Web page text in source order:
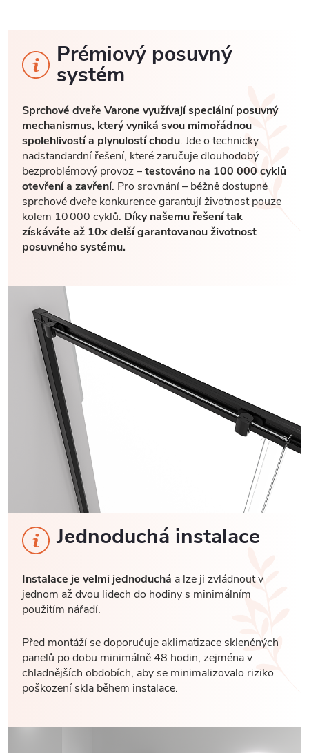
Prémiový posuvný
systém
Sprchové dveře Varone využívají speciální posuvný
mechanismus, který vyniká svou mimořádnou
spolehlivostí a plynulostí chodu. Jde o technicky
nadstandardní řešení, které zaručuje dlouhodobý
bezproblémový provoz –testováno na 100 000 cyklů
otevření a zavření. Pro srovnání – běžně dostupné
sprchové dveře konkurence garantují životnost pouze
kolem 10 000 cyklů. Díky našemu řešení tak
získáváte až 10x delší garantovanou životnost
posuvného systému.
Jednoduchá instalace
Instalace je velmi jednoduchá a lze ji zvládnout v
jednom až dvou lidech do hodiny s minimálním
použitím nářadí.
Před montáží se doporučuje aklimatizace skleněných
panelů po dobu minimálně 48 hodin, zejména v
chladnějších obdobích, aby se minimalizovalo riziko
poškození skla během instalace.